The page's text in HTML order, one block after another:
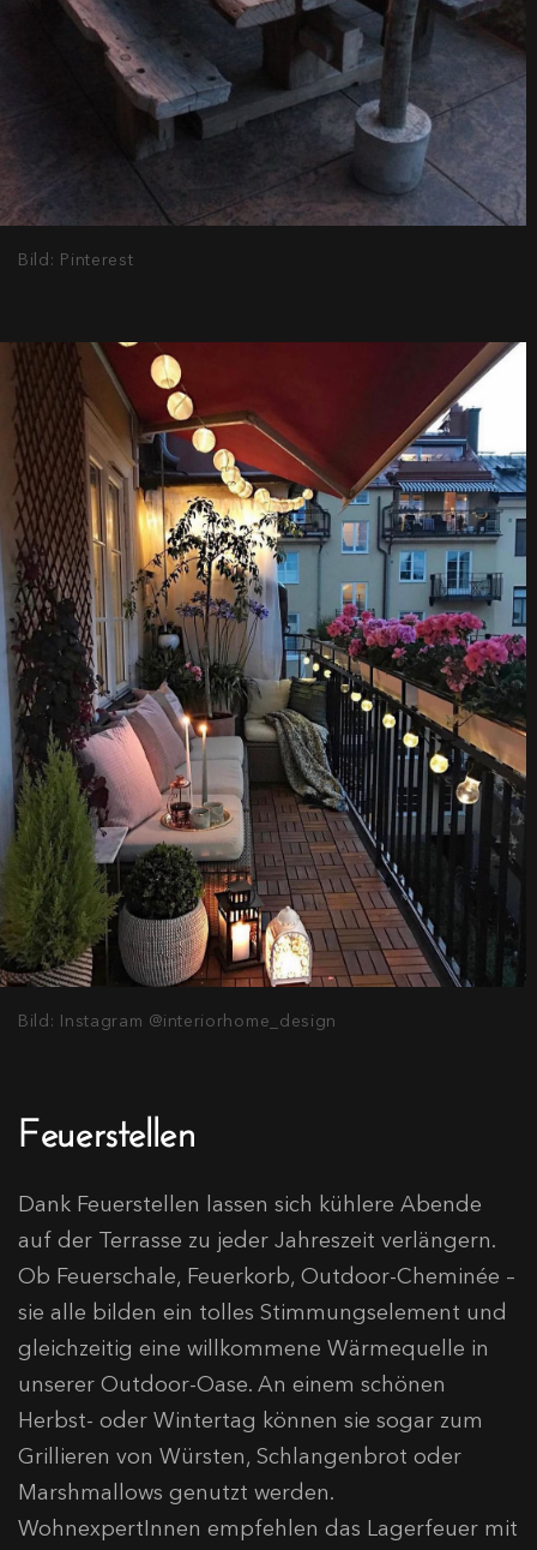
Bild: Pinterest
Bild: Instagram @interiorhome_design
Feuerstellen
Dank Feuerstellen lassen sich kühlere Abende
auf der Terrasse zu jeder Jahreszeit verlängern.
Ob Feuerschale, Feuerkorb, Outdoor-Cheminée –
sie alle bilden ein tolles Stimmungselement und
gleichzeitig eine willkommene Wärmequelle in
unserer Outdoor-Oase. An einem schönen
Herbst- oder Wintertag können sie sogar zum
Grillieren von Würsten, Schlangenbrot oder
Marshmallows genutzt werden.
WohnexpertInnen empfehlen das Lagerfeuer mit